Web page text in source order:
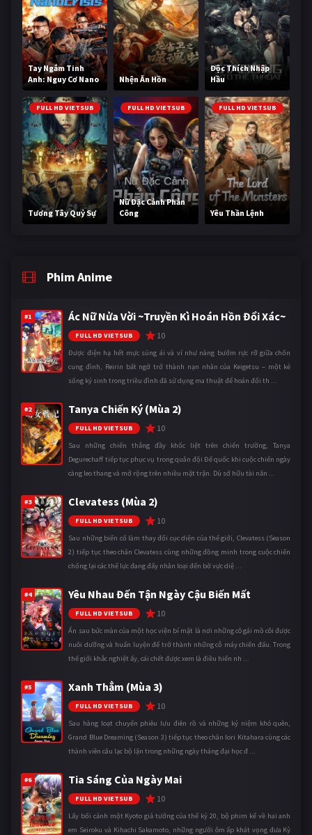
Tay Ngắm Tinh
Anh: Nguy Cơ Nano
Nhện Ăn Hồn
Độc Thích Nhập
Hầu
FULL HD VIETSUB
Tương Tây Quỷ Sự
FULL HD VIETSUB
Nữ Đặc Cảnh Phản
Công
FULL HD VIETSUB
Yêu Thần Lệnh
Phim Anime
#1 Ác Nữ Nửa Vời ~Truyền Kì Hoán Hồn Đổi Xác~
FULL HD VIETSUB 10
Được điện hạ hết mực sủng ái và ví như nàng bướm rực rỡ giữa chốn
cung đình, Reirin bất ngờ trở thành nạn nhân của Keigetsu – một kẻ
sống ký sinh trong triều đình đã sử dụng ma thuật để hoán đổi th ...
#2 Tanya Chiến Ký (Mùa 2)
FULL HD VIETSUB 10
Sau những chiến thắng đầy khốc liệt trên chiến trường, Tanya
Degurechaff tiếp tục phục vụ trong quân đội Đế quốc khi cuộc chiến ngày
càng leo thang và mở rộng trên nhiều mặt trận. Dù sở hữu tài năn ...
#3 Clevatess (Mùa 2)
FULL HD VIETSUB 10
Sau những biến cố làm thay đổi cục diện của thế giới, Clevatess (Season
2) tiếp tục theo chân Clevatess cùng những đồng minh trong cuộc chiến
chống lại các thế lực đang đẩy nhân loại đến bờ vực diệ ...
#4 Yêu Nhau Đến Tận Ngày Cậu Biến Mất
FULL HD VIETSUB 10
Ẩn sau bức màn của một học viện bí mật là nơi những cô gái mồ côi được
nuôi dưỡng và huấn luyện để trở thành những cỗ máy chiến đấu. Trong
thế giới khắc nghiệt ấy, cái chết được xem là điều hiển nh ...
#5 Xanh Thẳm (Mùa 3)
FULL HD VIETSUB 10
Sau hàng loạt chuyến phiêu lưu điên rồ và những kỷ niệm khó quên,
Grand Blue Dreaming (Season 3) tiếp tục theo chân Iori Kitahara cùng các
thành viên câu lạc bộ lặn trong những ngày tháng đại học đ ...
#6 Tia Sáng Của Ngày Mai
FULL HD VIETSUB 10
Lấy bối cảnh một Kyoto giả tưởng của thế kỷ 20, bộ phim kể về hai anh
em Seiroku và Kihachi Sakamoto, những người ôm ấp khát vọng đưa Kỷ